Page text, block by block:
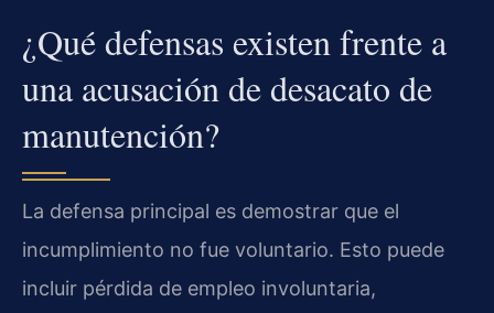
¿Qué defensas existen frente a
una acusación de desacato de
manutención?
La defensa principal es demostrar que el
incumplimiento no fue voluntario. Esto puede
incluir pérdida de empleo involuntaria,